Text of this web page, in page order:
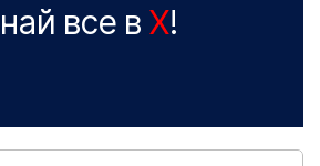
все в X!